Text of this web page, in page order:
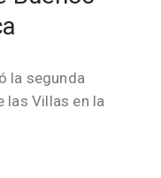
la segunda
las Villas en la